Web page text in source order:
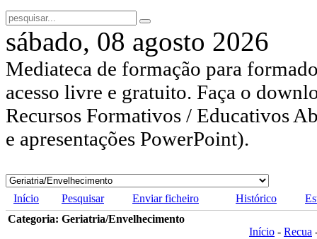
sábado, 08 agosto 2026
Mediateca de formação para
acesso livre e gratuito. Faça o
Recursos Formativos / Educativos
e apresentações PowerPoint).
Início Pesquisar Enviar ficheiro Histórico
Categoria: Geriatria/Envelhecimento
Início - Recua